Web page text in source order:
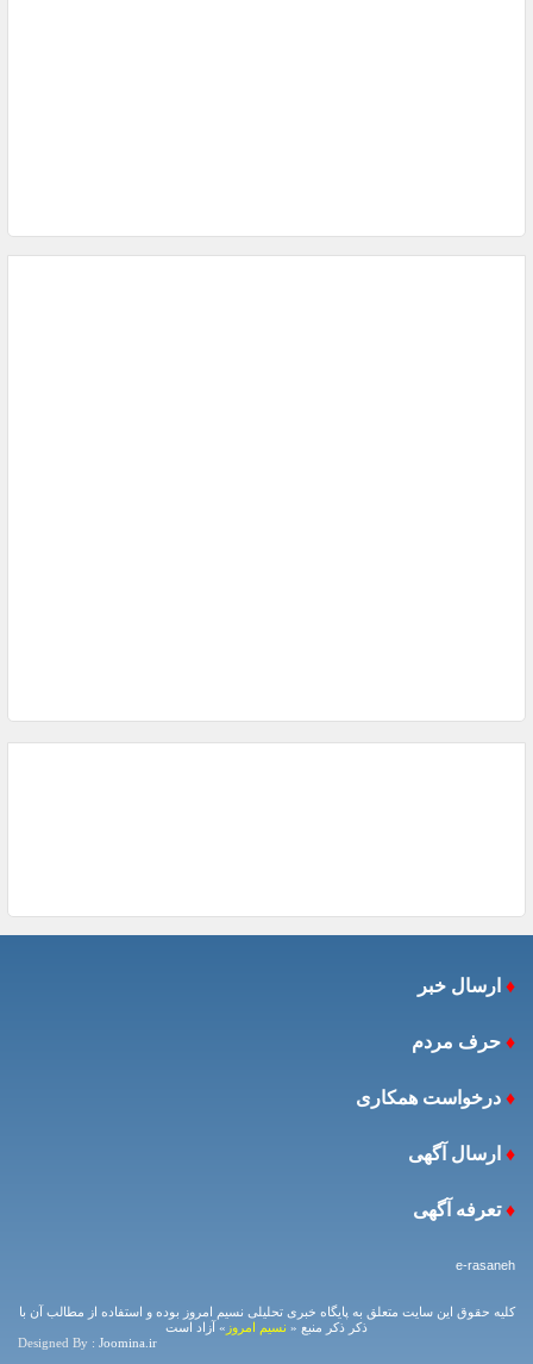
♦ ارسال خبر
♦ حرف مردم
♦ درخواست همکاری
♦ ارسال آگهی
♦ تعرفه آگهی
کلیه حقوق این سایت متعلق به پایگاه خبری تحلیلی نسیم امروز بوده و استفاده از مطالب آن با